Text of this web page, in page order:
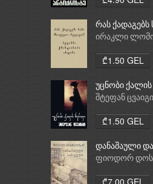
რას
რელიგია:
ირაკლი
₾1.50 GEL
უცნობი
შტეფან ცვაიგი
₾1.50 GEL
დანაშაული
ფიოდორ